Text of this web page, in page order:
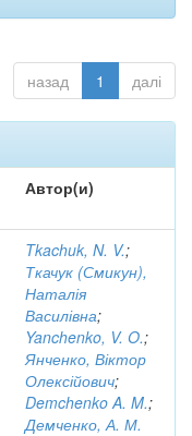
назад 1 далі
Автор(и)
Tkachuk, N. V.;
Ткачук (Смикун),
Наталія
Василівна;
Yanchenko, V. O.;
Янченко, Віктор
Олексійович;
Demchenko A. M.;
Демченко, А. М.